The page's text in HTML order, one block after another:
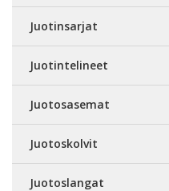
Juotinsarjat
Juotintelineet
Juotosasemat
Juotoskolvit
Juotoslangat